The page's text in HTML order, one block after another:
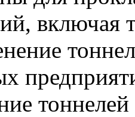
включая
тоннелей